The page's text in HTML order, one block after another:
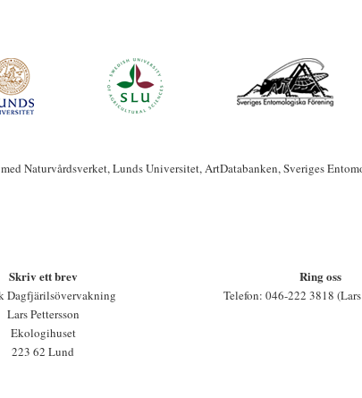
Naturvårdsverket, Lunds Universitet, ArtDatabanken, Sveriges
Skriv ett brev
Dagfjärilsövervakning
Lars Pettersson
Ekologihuset
223 62 Lund
Ring oss
Telefon: 046-222 3818